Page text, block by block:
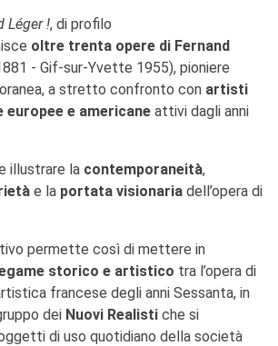
dell'innovazione
à la page
della musica
di domani
Notte delle Idee
IMPARARE IL
Léger !, di profilo
oltre trenta opere di Fernand
- Gif-sur-Yvette 1955), pioniere
a stretto confronto con artisti
europee e americane attivi dagli anni
illustrare la contemporaneità,
e la portata visionaria dell’opera di
permette così di mettere in
storico e artistico tra l’opera di
francese degli anni Sessanta, in
dei Nuovi Realisti che si
di uso quotidiano della società